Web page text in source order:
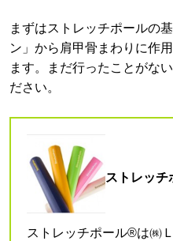
まずはストレッチポールの
ン」から肩甲骨まわりに作
ます。まだ行ったことがな
ださい。
ストレッ
ストレッチポール®は㈱